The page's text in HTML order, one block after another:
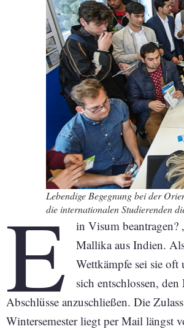
Lebendige Begegnung bei der
die internationalen Studierenden
E
in Visum beantragen?
Mallika aus Indien.
Wettkämpfe sei sie
sich entschlossen,
Abschlüsse anzuschließen. Die
Wintersemester liegt per Mail längst